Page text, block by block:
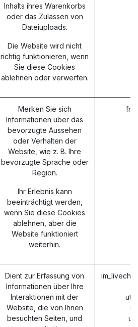
Inhalts ihres Warenkorbs
oder das Zulassen von
Dateiuploads.
Die Website wird nicht
richtig funktionieren, wenn
Sie diese Cookies
ablehnen oder verwerfen.
Merken Sie sich
Informationen über das
bevorzugte Aussehen
oder Verhalten der
Website, wie z. B. Ihre
bevorzugte Sprache oder
Region.
Ihr Erlebnis kann
beeinträchtigt werden,
wenn Sie diese Cookies
ablehnen, aber die
Website funktioniert
weiterhin.
Dient zur Erfassung von
Informationen über Ihre
Interaktionen mit der
Website, die von Ihnen
besuchten Seiten, und